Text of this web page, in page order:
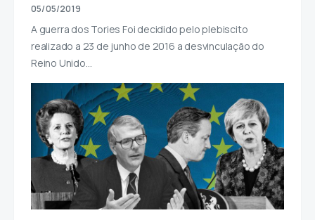
05/05/2019
A guerra dos Tories Foi decidido pelo plebiscito
realizado a 23 de junho de 2016 a desvinculação do
Reino Unido…